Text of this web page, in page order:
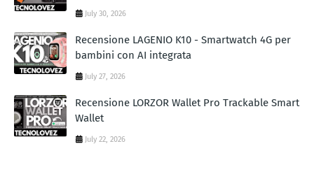
July 30, 2026
Recensione LAGENIO K10 - Smartwatch 4G per
bambini con AI integrata
July 27, 2026
Recensione LORZOR Wallet Pro Trackable Smart
Wallet
July 22, 2026